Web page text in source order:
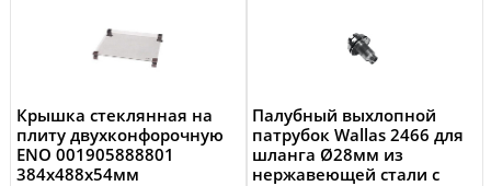
Крышка стеклянная на
плиту двухконфорочную
ENO 001905888801
384x488x54мм
Палубный выхлопной
патрубок Wallas 2466 для
шланга Ø28мм из
нержавеющей стали с